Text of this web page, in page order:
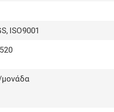
ISO9001
μονάδα